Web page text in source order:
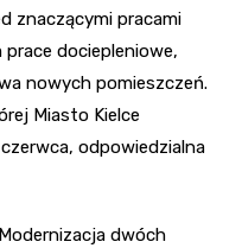
znaczącymi pracami
dociepleniowe,
nowych pomieszczeń.
Miasto Kielce
odpowiedzialna
dwóch